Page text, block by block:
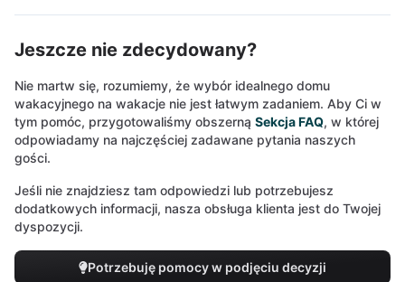
Jeszcze nie zdecydowany?
Nie martw się, rozumiemy, że wybór idealnego domu
wakacyjnego na wakacje nie jest łatwym zadaniem. Aby Ci w
tym pomóc, przygotowaliśmy obszerną Sekcja FAQ, w której
odpowiadamy na najczęściej zadawane pytania naszych
gości.
Jeśli nie znajdziesz tam odpowiedzi lub potrzebujesz
dodatkowych informacji, nasza obsługa klienta jest do Twojej
dyspozycji.
Potrzebuję pomocy w podjęciu decyzji